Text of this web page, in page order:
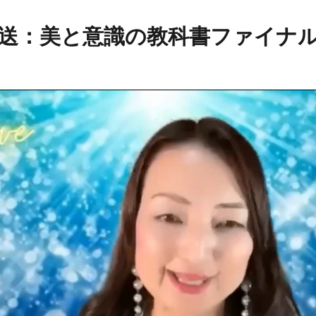
：美と意識の教科書ファイナ